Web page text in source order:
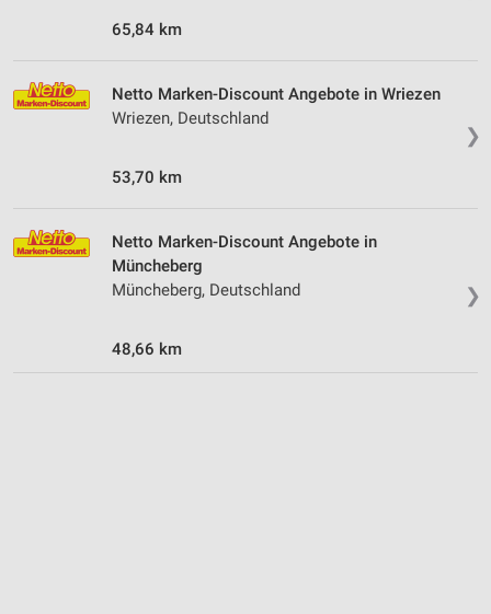
65,84 km
❯
Netto Marken-Discount Angebote in Wriezen
Wriezen, Deutschland
53,70 km
❯
Netto Marken-Discount Angebote in
Müncheberg
Müncheberg, Deutschland
48,66 km